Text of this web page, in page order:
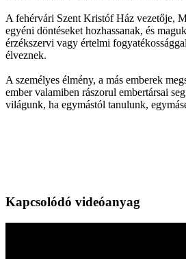
A fehérvári Szent Kristóf Ház vezetője,
egyéni döntéseket hozhassanak, és
érzékszervi vagy értelmi
élveznek.
A személyes élmény, a más emberek
ember valamiben rászorul embertársai
világunk, ha egymástól tanulunk,
Kapcsolódó videóanyag